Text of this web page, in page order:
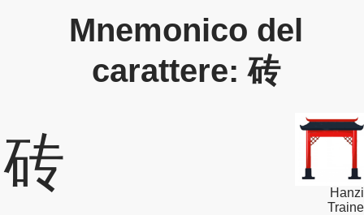
Mnemonico del
carattere: 砖
砖